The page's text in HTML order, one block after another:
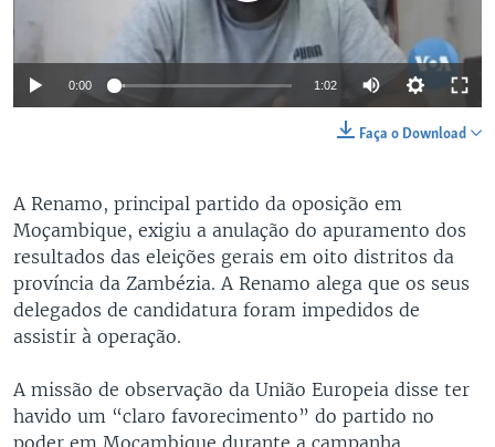
0:00 1:02
Faça o Download
A Renamo, principal partido da oposição em
Moçambique, exigiu a anulação do apuramento dos
resultados das eleições gerais em oito distritos da
província da Zambézia. A Renamo alega que os seus
delegados de candidatura foram impedidos de
assistir à operação.
A missão de observação da União Europeia disse ter
havido um “claro favorecimento” do partido no
poder em Moçambique durante a campanha